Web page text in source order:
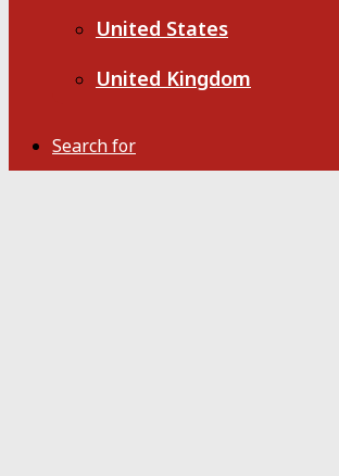
United States
United Kingdom
Search for